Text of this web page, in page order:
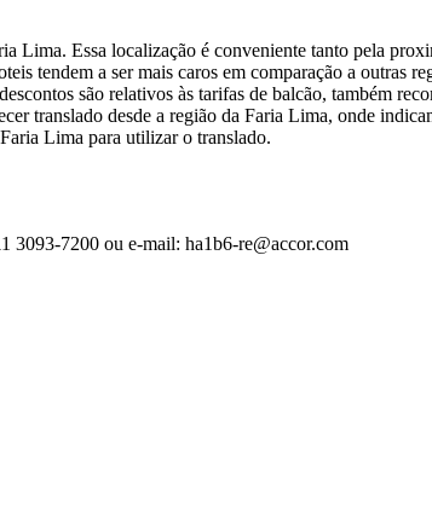
Lima. Essa localização é conveniente tanto pela
tendem a ser mais caros em comparação a outras
são relativos às tarifas de balcão, também
translado desde a região da Faria Lima, onde
Lima para utilizar o translado.
3093-7200 ou e-mail: ha1b6-re@accor.com